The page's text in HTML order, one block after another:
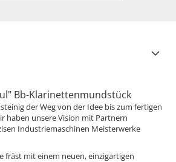
Bb-Klarinettenmundstück
der Weg von der Idee bis zum fertigen
haben unsere Vision mit Partnern
Industriemaschinen Meisterwerke
fräst mit einem neuen, einzigartigen